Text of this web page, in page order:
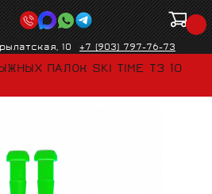
10 +7 (903) 797-76-73
ПАЛОК SKI TIME T3 10